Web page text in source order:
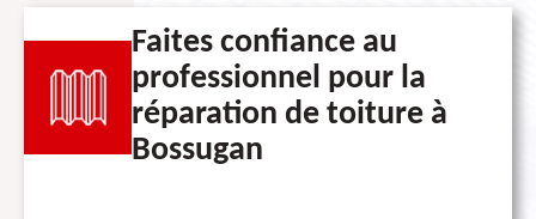
Faites confiance au
professionnel pour la
réparation de toiture à
Bossugan